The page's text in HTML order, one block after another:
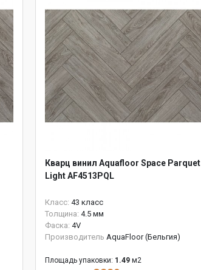
Кварц винил Aquafloor Space Parquet
Light AF4513PQL
Класс: 43 класс
Толщина: 4.5 мм
Фаска: 4V
Производитель AquaFloor (Бельгия)
Площадь упаковки: 1.49 м2